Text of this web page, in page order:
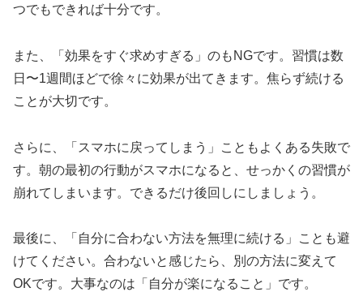
つでもできれば十分です。
また、「効果をすぐ求めすぎる」のもNGです。習慣は数
日〜1週間ほどで徐々に効果が出てきます。焦らず続ける
ことが大切です。
さらに、「スマホに戻ってしまう」こともよくある失敗で
す。朝の最初の行動がスマホになると、せっかくの習慣が
崩れてしまいます。できるだけ後回しにしましょう。
最後に、「自分に合わない方法を無理に続ける」ことも避
けてください。合わないと感じたら、別の方法に変えて
OKです。大事なのは「自分が楽になること」です。